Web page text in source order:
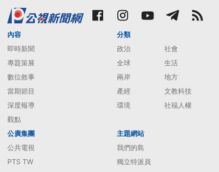
內容
即時新聞
專題策展
數位敘事
當期節目
深度報導
觀點
分類
政治
社會
全球
生活
兩岸
地方
產經
文教科技
環境
社福人權
公廣集團
公共電視
PTS TW
主題網站
我們的島
獨立特派員